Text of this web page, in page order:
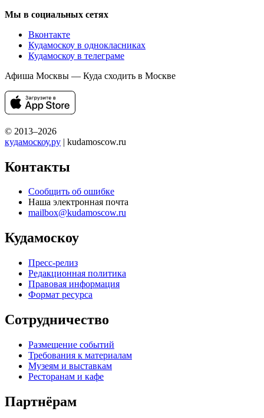
Мы в социальных сетях
Вконтакте
Кудамоскоу в однокласниках
Кудамоскоу в телеграме
Афиша Москвы — Куда сходить в Москве
© 2013–2026
кудамоскоу.ру | kudamoscow.ru
Контакты
Сообщить об ошибке
Наша электронная почта
mailbox@kudamoscow.ru
Кудамоскоу
Пресс-релиз
Редакционная политика
Правовая информация
Формат ресурса
Сотрудничество
Размещение событий
Требования к материалам
Музеям и выставкам
Ресторанам и кафе
Партнёрам